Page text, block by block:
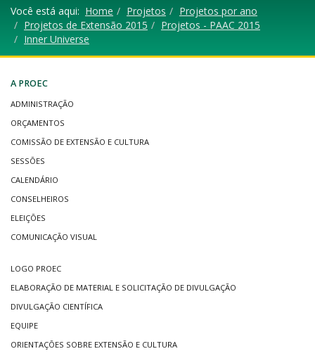
Você está aqui: Home Projetos
Projetos por ano
Projetos de Extensão 2015
Projetos - PAAC 2015
Inner Universe
A PROEC
ADMINISTRAÇÃO
ORÇAMENTOS
COMISSÃO DE EXTENSÃO E CULTURA
SESSÕES
CALENDÁRIO
CONSELHEIROS
ELEIÇÕES
COMUNICAÇÃO VISUAL
LOGO PROEC
ELABORAÇÃO DE MATERIAL E SOLICITAÇÃO DE DIVULGAÇÃO
DIVULGAÇÃO CIENTÍFICA
EQUIPE
ORIENTAÇÕES SOBRE EXTENSÃO E CULTURA